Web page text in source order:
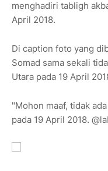
menghadiri tabligh
April 2018.
Di caption foto yang
Somad sama sekali
Utara pada 19 April
"Mohon maaf, tidak
pada 19 April 2018.